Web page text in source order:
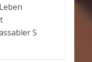
S